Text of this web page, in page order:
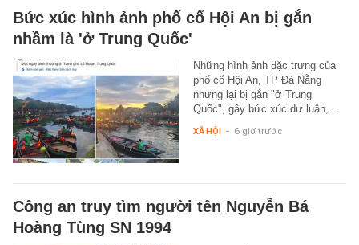
Bức xúc hình ảnh phố cổ Hội An bị gắn
nhầm là 'ở Trung Quốc'
Những hình ảnh đặc trưng của
phố cổ Hội An, TP Đà Nẵng
nhưng lại bị gắn "ở Trung
Quốc", gây bức xúc dư luận,…
XÃ HỘI - 6 giờ trước
Công an truy tìm người tên Nguyễn Bá
Hoàng Tùng SN 1994